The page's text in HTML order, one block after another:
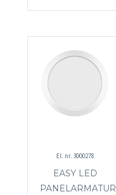
El. nr. 3000278
EASY LED
PANELARMATUR